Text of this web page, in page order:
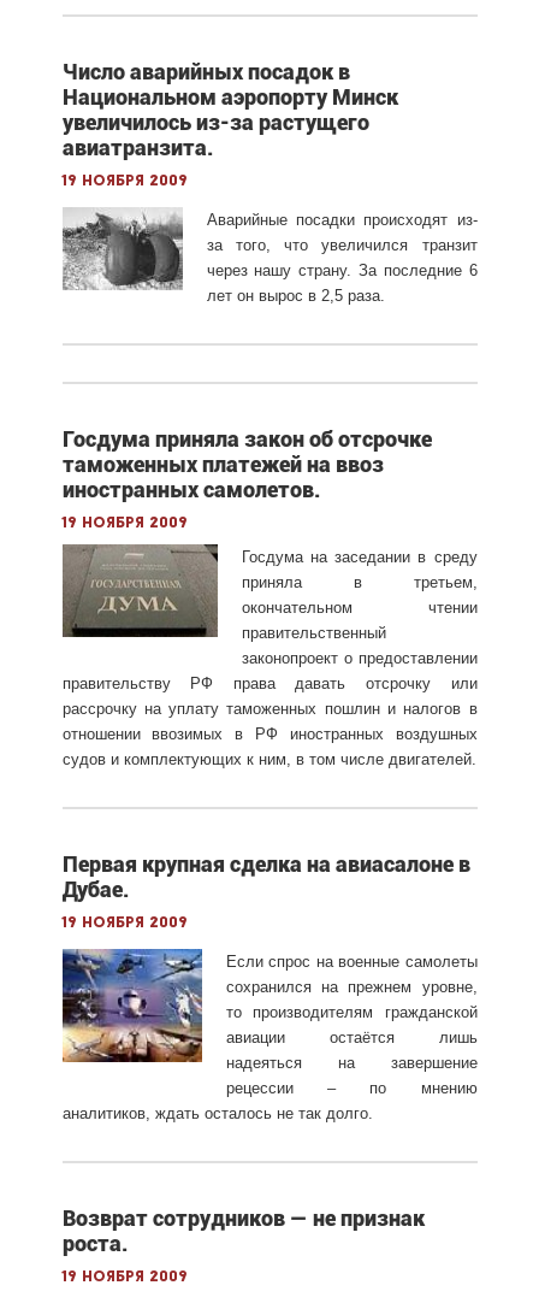
Число аварийных посадок в
Национальном аэропорту Минск
увеличилось из-за растущего
авиатранзита.
19 ноября 2009
Аварийные посадки происходят из-
за того, что увеличился транзит
через нашу страну. За последние 6
лет он вырос в 2,5 раза.
Госдума приняла закон об отсрочке
таможенных платежей на ввоз
иностранных самолетов.
19 ноября 2009
Госдума на заседании в среду
приняла в третьем,
окончательном чтении
правительственный
законопроект о предоставлении
правительству РФ права давать отсрочку или
рассрочку на уплату таможенных пошлин и налогов в
отношении ввозимых в РФ иностранных воздушных
судов и комплектующих к ним, в том числе двигателей.
Первая крупная сделка на авиасалоне в
Дубае.
19 ноября 2009
Если спрос на военные самолеты
сохранился на прежнем уровне,
то производителям гражданской
авиации остаётся лишь
надеяться на завершение
рецессии – по мнению
аналитиков, ждать осталось не так долго.
Возврат сотрудников — не признак
роста.
19 ноября 2009